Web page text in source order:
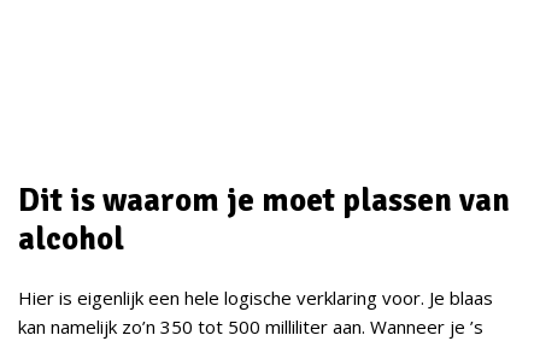
Dit is waarom je moet plassen van
alcohol
Hier is eigenlijk een hele logische verklaring voor. Je blaas
kan namelijk zo’n 350 tot 500 milliliter aan. Wanneer je ’s